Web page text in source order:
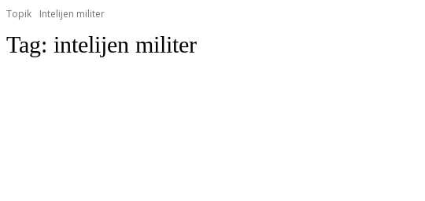
Topik Intelijen militer
Tag: intelijen militer